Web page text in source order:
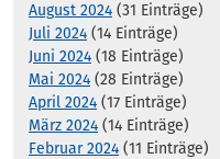
August 2024 (31 Einträge)
Juli 2024 (14 Einträge)
Juni 2024 (18 Einträge)
Mai 2024 (28 Einträge)
April 2024 (17 Einträge)
März 2024 (14 Einträge)
Februar 2024 (11 Einträge)